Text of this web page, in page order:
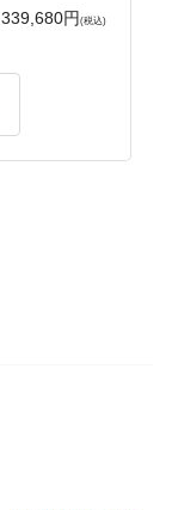
339,680円 (税込)